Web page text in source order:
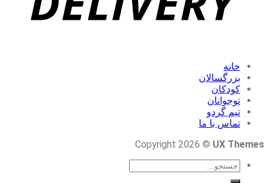
خانه
بزرگسالان
کودکان
نوجوانان
تیم گردو
تماس با ما
Copyright 2026 © UX Themes
جستجو